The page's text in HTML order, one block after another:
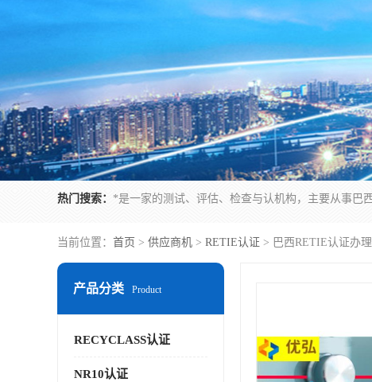
热门搜索：
当前位置： 首页 > 供应商机 > RETIE认证 > 巴西RETIE认证办
产品分类 Product
RECYCLASS认证
NR10认证